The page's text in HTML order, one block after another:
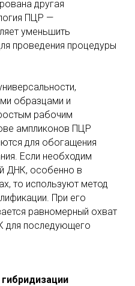
другая
ПЦР —
уменьшить
проведения процедуры
образцами и
рабочим
ампликонов ПЦР
для обогащения
Если необходим
ДНК, особенно в
то используют метод
При его
равномерный охват
для последующего